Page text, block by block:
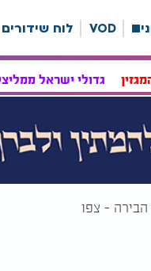
VOD לוח שידורים
גדולי ישראל
- צפו